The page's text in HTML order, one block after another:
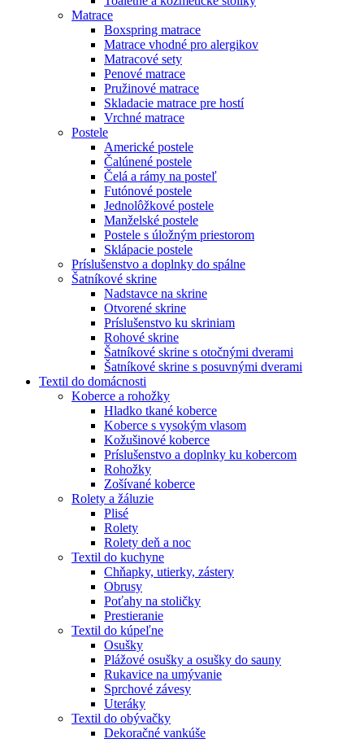
Matrace
Boxspring matrace
Matrace vhodné pro alergikov
Matracové sety
Penové matrace
Pružinové matrace
Skladacie matrace pre hostí
Vrchné matrace
Postele
Americké postele
Čalúnené postele
Čelá a rámy na posteľ
Futónové postele
Jednolôžkové postele
Manželské postele
Postele s úložným priestorom
Sklápacie postele
Príslušenstvo a doplnky do spálne
Šatníkové skrine
Nadstavce na skrine
Otvorené skrine
Príslušenstvo ku skriniam
Rohové skrine
Šatníkové skrine s otočnými dverami
Šatníkové skrine s posuvnými dverami
Textil do domácnosti
Koberce a rohožky
Hladko tkané koberce
Koberce s vysokým vlasom
Kožušinové koberce
Príslušenstvo a doplnky ku kobercom
Rohožky
Zošívané koberce
Rolety a žáluzie
Plisé
Rolety
Rolety deň a noc
Textil do kuchyne
Chňapky, utierky, zástery
Obrusy
Poťahy na stoličky
Prestieranie
Textil do kúpeľne
Osušky
Plážové osušky a osušky do sauny
Rukavice na umývanie
Sprchové závesy
Uteráky
Textil do obývačky
Dekoračné vankúše